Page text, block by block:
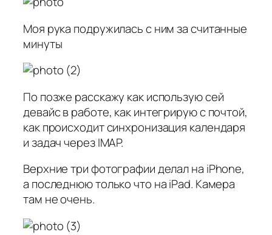
Моя рука подружилась с ним за считанные
минуты
По позже расскажу как использую сей
девайс в работе, как интегрирую с почтой,
как происходит синхронизация календаря
и задач через IMAP.
Верхние три фотографии делал на iPhone,
а последнюю только что на iPad. Камера
там не очень.